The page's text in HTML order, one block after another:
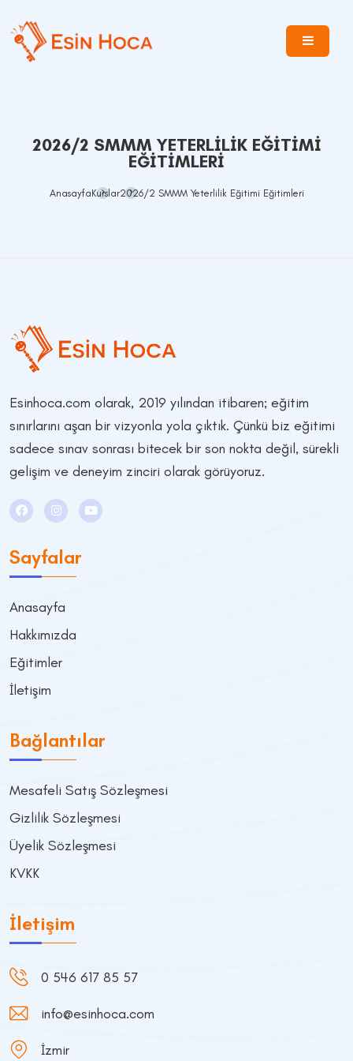
2026/2 SMMM YETERLILIK EĞITIMI
EĞITIMLERI
AnasayfaKurslar2026/2 SMMM Yeterlilik Eğitimi Eğitimleri
Esinhoca.com olarak, 2019 yılından itibaren; eğitim
sınırlarını aşan bir vizyonla yola çıktık. Çünkü biz eğitimi
sadece sınav sonrası bitecek bir son nokta değil, sürekli
gelişim ve deneyim zinciri olarak görüyoruz.
Sayfalar
Anasayfa
Hakkımızda
Eğitimler
İletişim
Bağlantılar
Mesafeli Satış Sözleşmesi
Gizlilik Sözleşmesi
Üyelik Sözleşmesi
KVKK
İletişim
0 546 617 85 57
info@esinhoca.com
İzmir